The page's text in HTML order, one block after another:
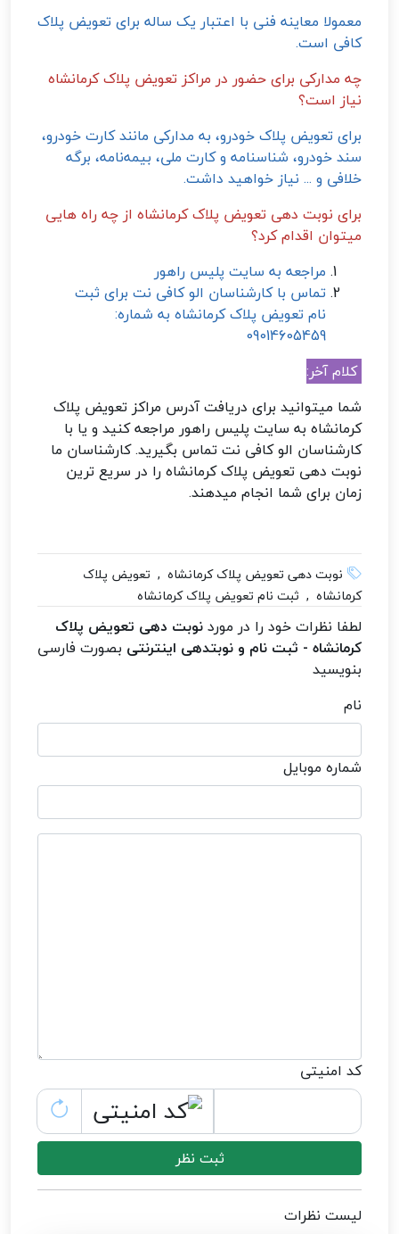
معمولا معاینه فنی با اعتبار یک ساله برای تعویض پلاک
کافی است.
چه مدارکی برای حضور در مراکز تعویض پلاک کرمانشاه
نیاز است؟
برای تعویض پلاک خودرو، به مدارکی مانند کارت خودرو،
سند خودرو، شناسنامه و کارت ملی، بیمه‌نامه، برگه
خلافی و ... نیاز خواهید داشت.
برای نوبت دهی تعویض پلاک کرمانشاه از چه راه هایی
میتوان اقدام کرد؟
مراجعه به سایت پلیس راهور
تماس با کارشناسان الو کافی نت برای ثبت
نام تعویض پلاک کرمانشاه به شماره:
09014605459
کلام آخر:
شما میتوانید برای دریافت آدرس مراکز تعویض پلاک
کرمانشاه به سایت پلیس راهور مراجعه کنید و یا با
کارشناسان الو کافی نت تماس بگیرید. کارشناسان ما
نوبت دهی تعویض پلاک کرمانشاه را در سریع ترین
زمان برای شما انجام میدهند.
نوبت دهی تعویض پلاک کرمانشاه , تعویض پلاک
کرمانشاه , ثبت نام تعویض پلاک کرمانشاه
لطفا نظرات خود را در موردنوبت دهی تعویض پلاک
کرمانشاه - ثبت نام و نوبتدهی اینترنتی بصورت فارسی
بنویسید
نام
شماره موبایل
کد امنیتی
ثبت نظر
لیست نظرات